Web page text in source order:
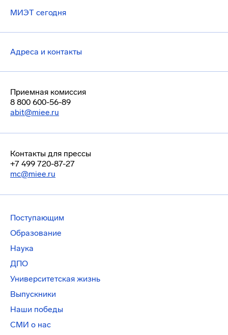
МИЭТ сегодня
Адреса и контакты
Приемная комиссия
8 800 600-56-89
abit@miee.ru
Контакты для прессы
+7 499 720-87-27
mc@miee.ru
Поступающим
Образование
Наука
ДПО
Университетская жизнь
Выпускники
Наши победы
СМИ о нас